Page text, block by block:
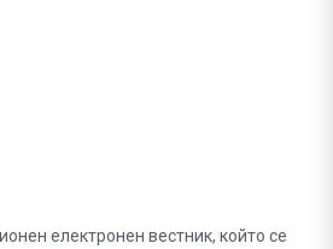
електронен вестник, който се